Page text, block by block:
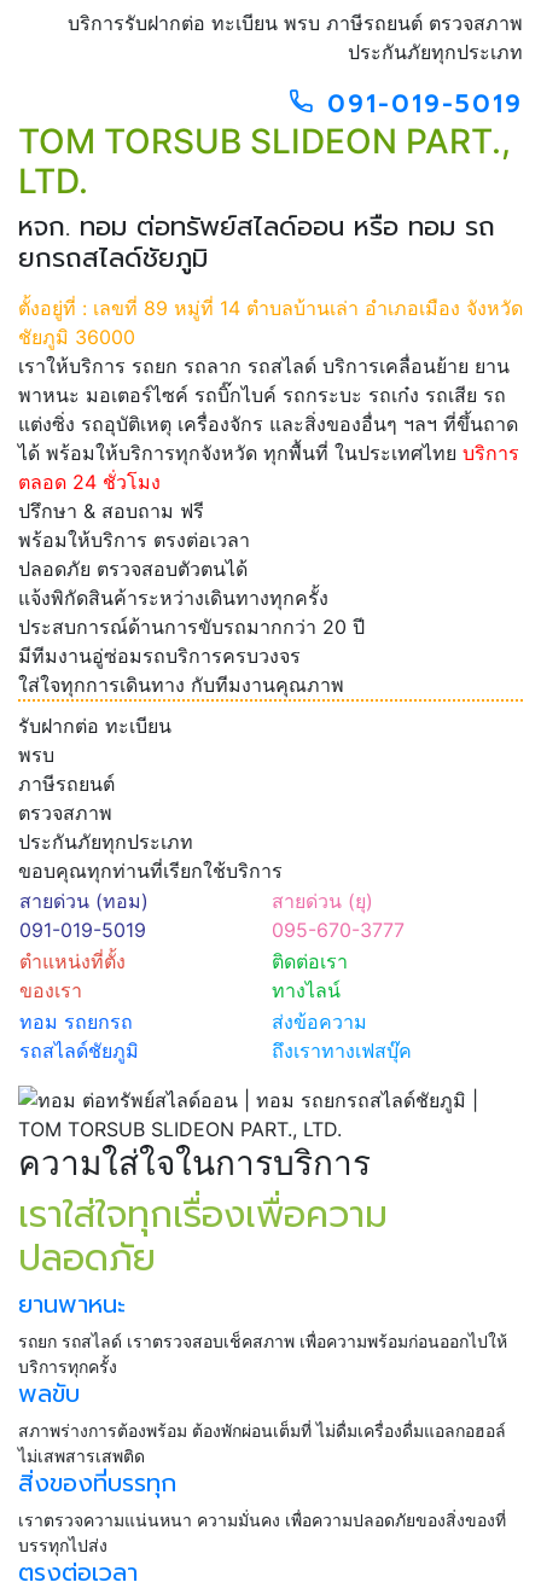
บริการรับฝากต่อ ทะเบียน พรบ ภาษีรถยนต์ ตรวจสภาพ
ประกันภัยทุกประเภท
091-019-5019
TOM TORSUB SLIDEON PART.,
LTD.
หจก. ทอม ต่อทรัพย์สไลด์ออน หรือ ทอม รถ
ยกรถสไลด์ชัยภูมิ
ตั้งอยู่ที่ : เลขที่ 89 หมู่ที่ 14 ตำบลบ้านเล่า อำเภอเมือง จังหวัด
ชัยภูมิ 36000
เราให้บริการ รถยก รถลาก รถสไลด์ บริการเคลื่อนย้าย ยาน
พาหนะ มอเตอร์ไซค์ รถบิ๊กไบค์ รถกระบะ รถเก๋ง รถเสีย รถ
แต่งซิ่ง รถอุบัติเหตุ เครื่องจักร และสิ่งของอื่นๆ ฯลฯ ที่ขึ้นถาด
ได้ พร้อมให้บริการทุกจังหวัด ทุกพื้นที่ ในประเทศไทย บริการ
ตลอด 24 ชั่วโมง
ปรึกษา & สอบถาม ฟรี
พร้อมให้บริการ ตรงต่อเวลา
ปลอดภัย ตรวจสอบตัวตนได้
แจ้งพิกัดสินค้าระหว่างเดินทางทุกครั้ง
ประสบการณ์ด้านการขับรถมากกว่า 20 ปี
มีทีมงานอู่ซ่อมรถบริการครบวงจร
ใส่ใจทุกการเดินทาง กับทีมงานคุณภาพ
รับฝากต่อ ทะเบียน
พรบ
ภาษีรถยนต์
ตรวจสภาพ
ประกันภัยทุกประเภท
ขอบคุณทุกท่านที่เรียกใช้บริการ
สายด่วน (ทอม)
091-019-5019
สายด่วน (ยุ)
095-670-3777
ตำแหน่งที่ตั้ง
ของเรา
ติดต่อเรา
ทางไลน์
ทอม รถยกรถ
รถสไลด์ชัยภูมิ
ส่งข้อความ
ถึงเราทางเฟสบุ๊ค
ความใส่ใจในการบริการ
เราใส่ใจทุกเรื่องเพื่อความ
ปลอดภัย
ยานพาหนะ
รถยก รถสไลด์ เราตรวจสอบเช็คสภาพ เพื่อความพร้อมก่อนออกไปให้
บริการทุกครั้ง
พลขับ
สภาพร่างการต้องพร้อม ต้องพักผ่อนเต็มที่ ไม่ดื่มเครื่องดื่มแอลกอฮอล์
ไม่เสพสารเสพติด
สิ่งของที่บรรทุก
เราตรวจความแน่นหนา ความมั่นคง เพื่อความปลอดภัยของสิ่งของที่
บรรทุกไปส่ง
ตรงต่อเวลา